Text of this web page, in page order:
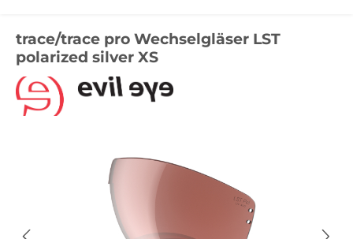
trace/trace pro Wechselgläser LST
polarized silver XS